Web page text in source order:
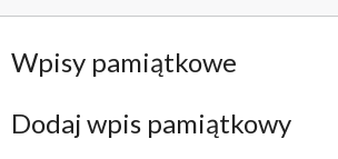
Wpisy pamiątkowe
Dodaj wpis pamiątkowy